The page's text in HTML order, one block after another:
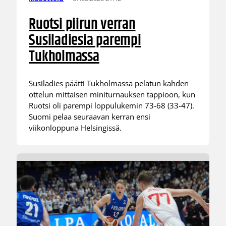
Ruotsi piirun verran
Susiladiesia parempi
Tukholmassa
Susiladies päätti Tukholmassa pelatun kahden
ottelun mittaisen miniturnauksen tappioon, kun
Ruotsi oli parempi loppulukemin 73-68 (33-47).
Suomi pelaa seuraavan kerran ensi
viikonloppuna Helsingissä.